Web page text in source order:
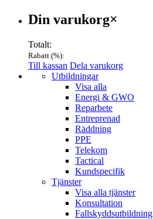
Varukorg
Din varukorg×
Totalt:
Rabatt (%):
Till kassan Dela varukorg
Menu Utbildningar
Visa alla
Energi & GWO
Reparbete
Entreprenad
Räddning
PPE
Telekom
Tactical
Kundspecifik
Tjänster
Visa alla tjänster
Konsultation
Fallskyddsutbildning